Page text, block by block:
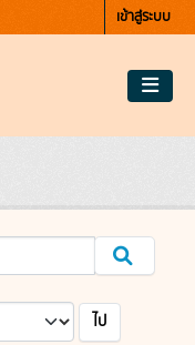
เข้าสู่ระบบ
ไป